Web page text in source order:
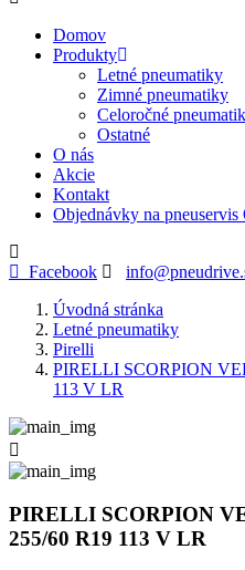
Domov
Produkty
Letné pneumatiky
Zimné pneumatiky
Celoročné
Ostatné
O nás
Akcie
Kontakt
Objednávky na pneuservis
Facebook
Úvodná stránka
Letné pneumatiky
Pirelli
PIRELLI SCORPION
113 V LR

PIRELLI SCORPION
255/60 R19 113 V LR